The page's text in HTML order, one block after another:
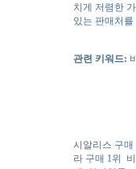
치게 저렴한
있는 판매처
관련 키워드:
시알리스 구매
라 구매 1위